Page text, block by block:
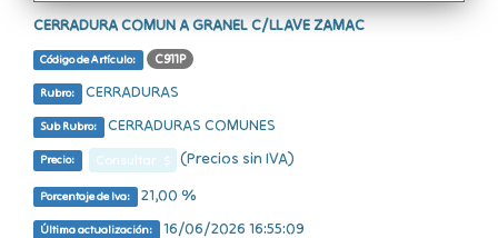
CERRADURA COMUN A GRANEL C/LLAVE ZAMAC
Código de Artículo: C911P
Rubro: CERRADURAS
Sub Rubro: CERRADURAS COMUNES
Precio: Consultar $ (Precios sin IVA)
Porcentaje de Iva: 21,00 %
Última actualización: 16/06/2026 16:55:09